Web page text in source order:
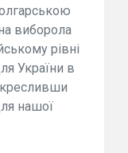
виборола
рівні
України в
нашої